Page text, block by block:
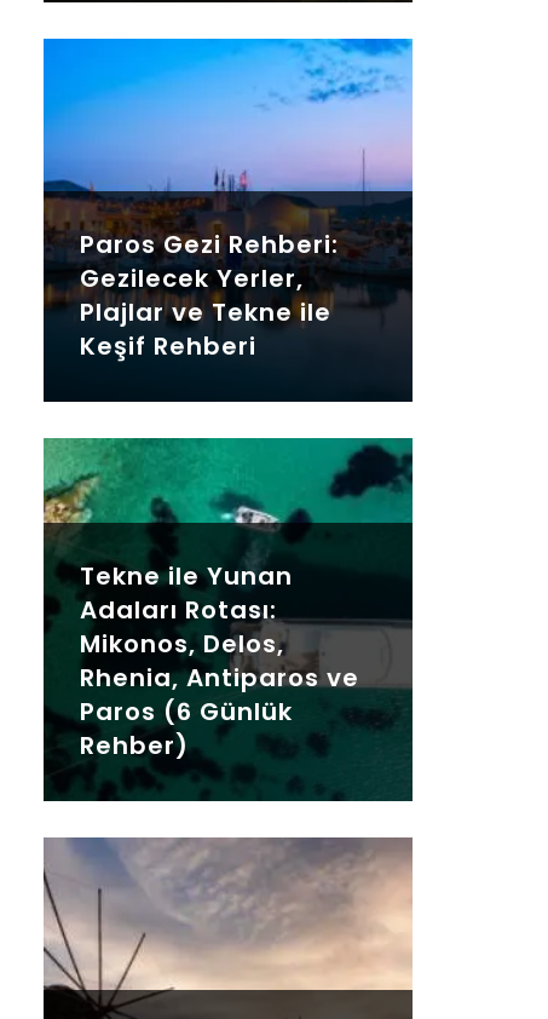
Paros Gezi Rehberi:
Gezilecek Yerler,
Plajlar ve Tekne ile
Keşif Rehberi
Tekne ile Yunan
Adaları Rotası:
Mikonos, Delos,
Rhenia, Antiparos ve
Paros (6 Günlük
Rehber)